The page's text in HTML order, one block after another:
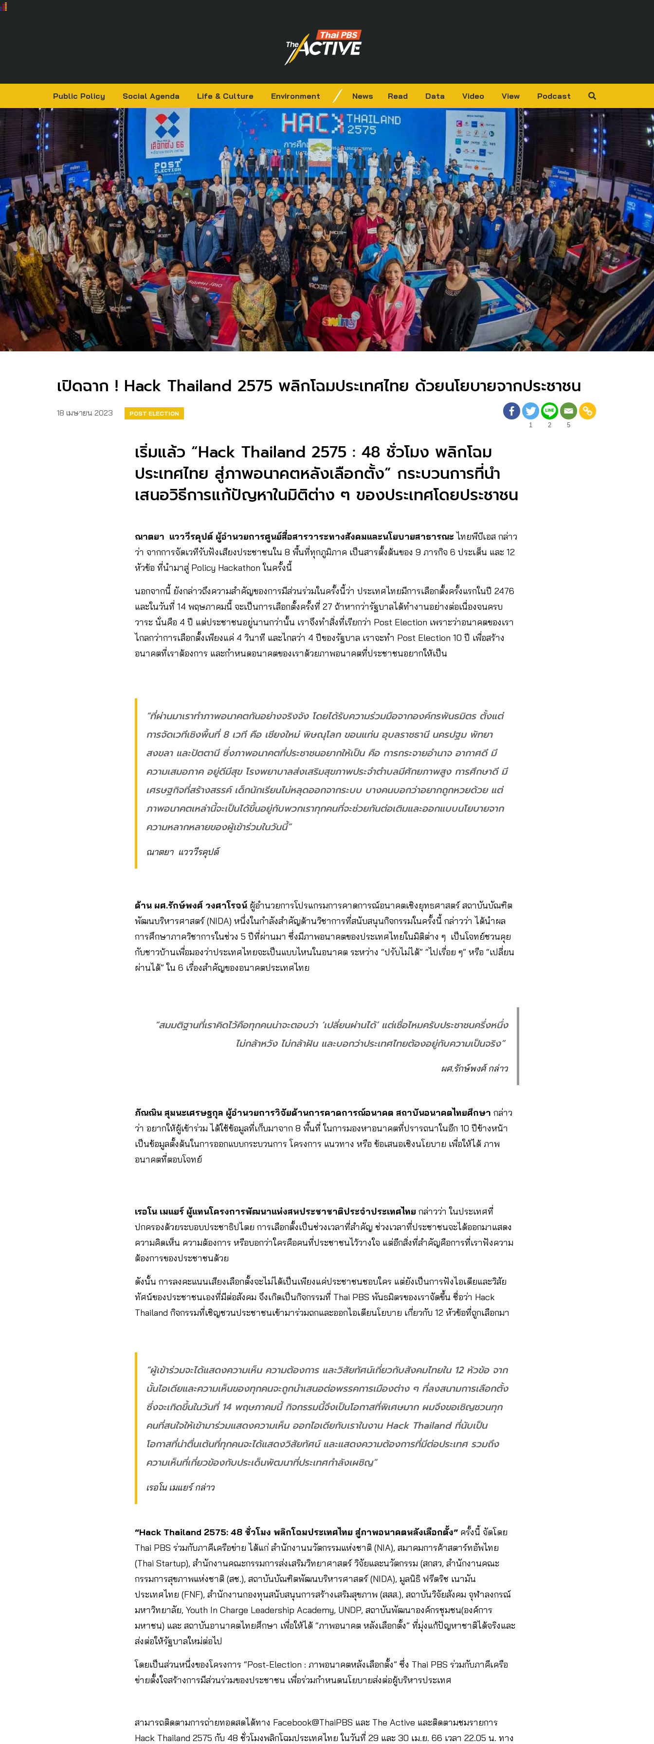
Public Policy Social Agenda Life & Culture Environment News Read Data Video View Podcast
เปิดฉาก ! Hack Thailand 2575 พลิกโฉมประเทศไทย ด้วยนโยบายจากประชาชน
18 เมษายน 2023
POST ELECTION
1
2 5
เริ่มแล้ว “Hack Thailand 2575 : 48 ชั่วโมง พลิกโฉม
ประเทศไทย สู่ภาพอนาคตหลังเลือกตั้ง” กระบวนการที่นำ
เสนอวิธีการแก้ปัญหาในมิติต่าง ๆ ของประเทศโดยประชาชน
ณาตยา แวววีรคุปต์ ผู้อำนวยการศูนย์สื่อสารวาระทางสังคมและนโยบายสาธารณะ ไทยพีบีเอส กล่าว
ว่า จากการจัดเวทีรับฟังเสียงประชาชนใน 8 พื้นที่ทุกภูมิภาค เป็นสารตั้งต้นของ 9 ภารกิจ 6 ประเด็น และ 12
หัวข้อ ที่นำมาสู่ Policy Hackathon ในครั้งนี้
นอกจากนี้ ยังกล่าวถึงความสำคัญของการมีส่วนร่วมในครั้งนี้ว่า ประเทศไทยมีการเลือกตั้งครั้งแรกในปี 2476
และในวันที่ 14 พฤษภาคมนี้ จะเป็นการเลือกตั้งครั้งที่ 27 ถ้าหากว่ารัฐบาลได้ทำงานอย่างต่อเนื่องจนครบ
วาระ นั่นคือ 4 ปี แต่ประชาชนอยู่นานกว่านั้น เราจึงทำสิ่งที่เรียกว่า Post Election เพราะว่าอนาคตของเรา
ไกลกว่าการเลือกตั้งเพียงแค่ 4 วินาที และไกลว่า 4 ปีของรัฐบาล เราจะทำ Post Election 10 ปี เพื่อสร้าง
อนาคตที่เราต้องการ และกำหนดอนาคตของเราด้วยภาพอนาคตที่ประชาชนอยากให้เป็น
“ที่ผ่านมาเราทำภาพอนาคตกันอย่างจริงจัง โดยได้รับความร่วมมือจากองค์กรพันธมิตร ตั้งแต่
การจัดเวทีเชิงพื้นที่ 8 เวที คือ เชียงใหม่ พิษณุโลก ขอนแก่น อุบลราชธานี นครปฐม พัทยา
สงขลา และปัตตานี ซึ่งภาพอนาคตที่ประชาชนอยากให้เป็น คือ การกระจายอำนาจ อากาศดี มี
ความเสมอภาค อยู่ดีมีสุข โรงพยาบาลส่งเสริมสุขภาพประจำตำบลมีศักยภาพสูง การศึกษาดี มี
เศรษฐกิจที่สร้างสรรค์ เด็กนักเรียนไม่หลุดออกจากระบบ บางคนบอกว่าอยากถูกหวยด้วย แต่
ภาพอนาคตเหล่านี้จะเป็นได้ขึ้นอยู่กับพวกเราทุกคนที่จะช่วยกันต่อเติมและออกแบบนโยบายจาก
ความหลากหลายของผู้เข้าร่วมในวันนี้”
ณาตยา แวววีรคุปต์
ด้าน ผศ.รักษ์พงศ์ วงศาโรจน์ ผู้อำนวยการโปรแกรมการคาดการณ์อนาคตเชิงยุทธศาสตร์ สถาบันบัณฑิต
พัฒนบริหารศาสตร์ (NIDA) หนึ่งในกำลังสำคัญด้านวิชาการที่สนับสนุนกิจกรรมในครั้งนี้ กล่าวว่า ได้นำผล
การศึกษาภาควิชาการในช่วง 5 ปีที่ผ่านมา ซึ่งมีภาพอนาคตของประเทศไทยในมิติต่าง ๆ เป็นโจทย์ชวนคุย
กับชาวบ้านเพื่อมองว่าประเทศไทยจะเป็นแบบไหนในอนาคต ระหว่าง “ปรับไม่ได้” “ไปเรื่อย ๆ” หรือ “เปลี่ยน
ผ่านได้” ใน 6 เรื่องสำคัญของอนาคตประเทศไทย
“สมมติฐานที่เราคิดไว้คือทุกคนน่าจะตอบว่า ‘เปลี่ยนผ่านได้’ แต่เชื่อไหมครับประชาชนครึ่งหนึ่ง
ไม่กล้าหวัง ไม่กล้าฝัน และบอกว่าประเทศไทยต้องอยู่กับความเป็นจริง”
ผศ.รักษ์พงศ์ กล่าว
ภัณณิน สุมนะเศรษฐกุล ผู้อำนวยการวิจัยด้านการคาดการณ์อนาคต สถาบันอนาคตไทยศึกษา กล่าว
ว่า อยากให้ผู้เข้าร่วม ได้ใช้ข้อมูลที่เก็บมาจาก 8 พื้นที่ ในการมองหาอนาคตที่ปรารถนาในอีก 10 ปีข้างหน้า
เป็นข้อมูลตั้งต้นในการออกแบบกระบวนการ โครงการ แนวทาง หรือ ข้อเสนอเชิงนโยบาย เพื่อให้ได้ ภาพ
อนาคตที่ตอบโจทย์
เรอโน เมแยร์ ผู้แทนโครงการพัฒนาแห่งสหประชาชาติประจำประเทศไทย กล่าวว่า ในประเทศที่
ปกครองด้วยระบอบประชาธิปไตย การเลือกตั้งเป็นช่วงเวลาที่สำคัญ ช่วงเวลาที่ประชาชนจะได้ออกมาแสดง
ความคิดเห็น ความต้องการ หรือบอกว่าใครคือคนที่ประชาชนไว้วางใจ แต่อีกสิ่งที่สำคัญคือการที่เราฟังความ
ต้องการของประชาชนด้วย
ดังนั้น การลงคะแนนเสียงเลือกตั้งจะไม่ได้เป็นเพียงแค่ประชาชนชอบใคร แต่ยังเป็นการฟังไอเดียและวิสัย
ทัศน์ของประชาชนเองที่มีต่อสังคม จึงเกิดเป็นกิจกรรมที่ Thai PBS พันธมิตรของเราจัดขึ้น ชื่อว่า Hack
Thailand กิจกรรมที่เชิญชวนประชาชนเข้ามาร่วมถกและออกไอเดียนโยบาย เกี่ยวกับ 12 หัวข้อที่ถูกเลือกมา
“ผู้เข้าร่วมจะได้แสดงความเห็น ความต้องการ และวิสัยทัศน์เกี่ยวกับสังคมไทยใน 12 หัวข้อ จาก
นั้นไอเดียและความเห็นของทุกคนจะถูกนำเสนอต่อพรรคการเมืองต่าง ๆ ที่ลงสนามการเลือกตั้ง
ซึ่งจะเกิดขึ้นในวันที่ 14 พฤษภาคมนี้ กิจกรรมนี้จึงเป็นโอกาสที่พิเศษมาก ผมจึงขอเชิญชวนทุก
คนที่สนใจให้เข้ามาร่วมแสดงความเห็น ออกไอเดียกับเราในงาน Hack Thailand ที่นับเป็น
โอกาสที่น่าตื่นเต้นที่ทุกคนจะได้แสดงวิสัยทัศน์ และแสดงความต้องการที่มีต่อประเทศ รวมถึง
ความเห็นที่เกี่ยวข้องกับประเด็นพัฒนาที่ประเทศกำลังเผชิญ”
เรอโน เมแยร์ กล่าว
“Hack Thailand 2575: 48 ชั่วโมง พลิกโฉมประเทศไทย สู่ภาพอนาคตหลังเลือกตั้ง” ครั้งนี้ จัดโดย
Thai PBS ร่วมกับภาคีเครือข่าย ได้แก่ สำนักงานนวัตกรรมแห่งชาติ (NIA), สมาคมการค้าสตาร์ทอัพไทย
(Thai Startup), สำนักงานคณะกรรมการส่งเสริมวิทยาศาสตร์ วิจัยและนวัตกรรม (สกสว, สำนักงานคณะ
กรรมการสุขภาพแห่งชาติ (สช.), สถาบันบัณฑิตพัฒนบริหารศาสตร์ (NIDA), มูลนิธิ ฟรีดริช เนามัน
ประเทศไทย (FNF), สำนักงานกองทุนสนับสนุนการสร้างเสริมสุขภาพ (สสส.), สถาบันวิจัยสังคม จุฬาลงกรณ์
มหาวิทยาลัย, Youth In Charge Leadership Academy, UNDP, สถาบันพัฒนาองค์กรชุมชน(องค์การ
มหาชน) และ สถาบันอานาคตไทยศึกษา เพื่อให้ได้ “ภาพอนาคต หลังเลือกตั้ง” ที่มุ่งแก้ปัญหาชาติได้จริงและ
ส่งต่อให้รัฐบาลใหม่ต่อไป
โดยเป็นส่วนหนึ่งของโครงการ “Post-Election : ภาพอนาคตหลังเลือกตั้ง” ซึ่ง Thai PBS ร่วมกับภาคีเครือ
ข่ายตั้งใจสร้างการมีส่วนร่วมของประชาชน เพื่อร่วมกำหนดนโยบายส่งต่อผู้บริหารประเทศ
สามารถติดตามการถ่ายทอดสดได้ทาง Facebook@ThaiPBS และ The Active และติดตามชมรายการ
Hack Thailand 2575 กับ 48 ชั่วโมงพลิกโฉมประเทศไทย ในวันที่ 29 และ 30 เม.ย. 66 เวลา 22.05 น. ทาง